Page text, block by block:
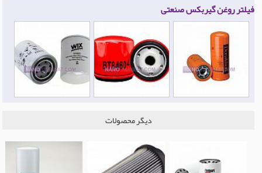
فیلتر روغن گیربکس صنعتی
دیگر محصولات